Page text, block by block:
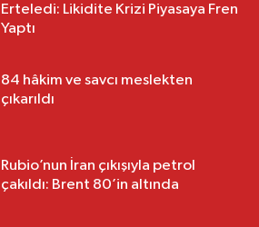
Erteledi: Likidite Krizi Piyasaya Fren
Yaptı
84 hâkim ve savcı meslekten
çıkarıldı
Rubio’nun İran çıkışıyla petrol
çakıldı: Brent 80’in altında